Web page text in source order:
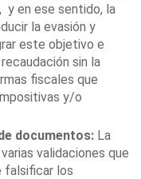
y en ese sentido, la
la evasión y
este objetivo e
sin la
fiscales que
y/o
documentos: La
validaciones que
falsificar los